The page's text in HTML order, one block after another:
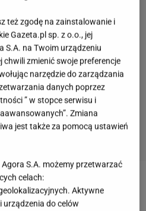
odsieje leserów. Dopasuj
też zgodę na zainstalowanie i
Gazeta.pl sp. z o.o., jej
S.A. na Twoim urządzeniu
chwili zmienić swoje preferencje
narzędzie do zarządzania
danych poprzez
” w stopce serwisu i
Zmiana
jest także za pomocą ustawień
S.A. możemy przetwarzać
celach:
Aktywne
do celów